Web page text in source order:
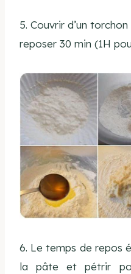
5. Couvrir d’un
reposer 30 min (1H
6. Le temps de repos
la pâte et pétrir